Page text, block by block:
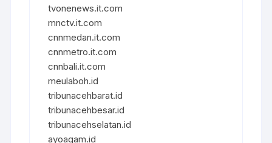
tvonenews.it.com
mnctv.it.com
cnnmedan.it.com
cnnmetro.it.com
cnnbali.it.com
meulaboh.id
tribunacehbarat.id
tribunacehbesar.id
tribunacehselatan.id
ayoagam.id